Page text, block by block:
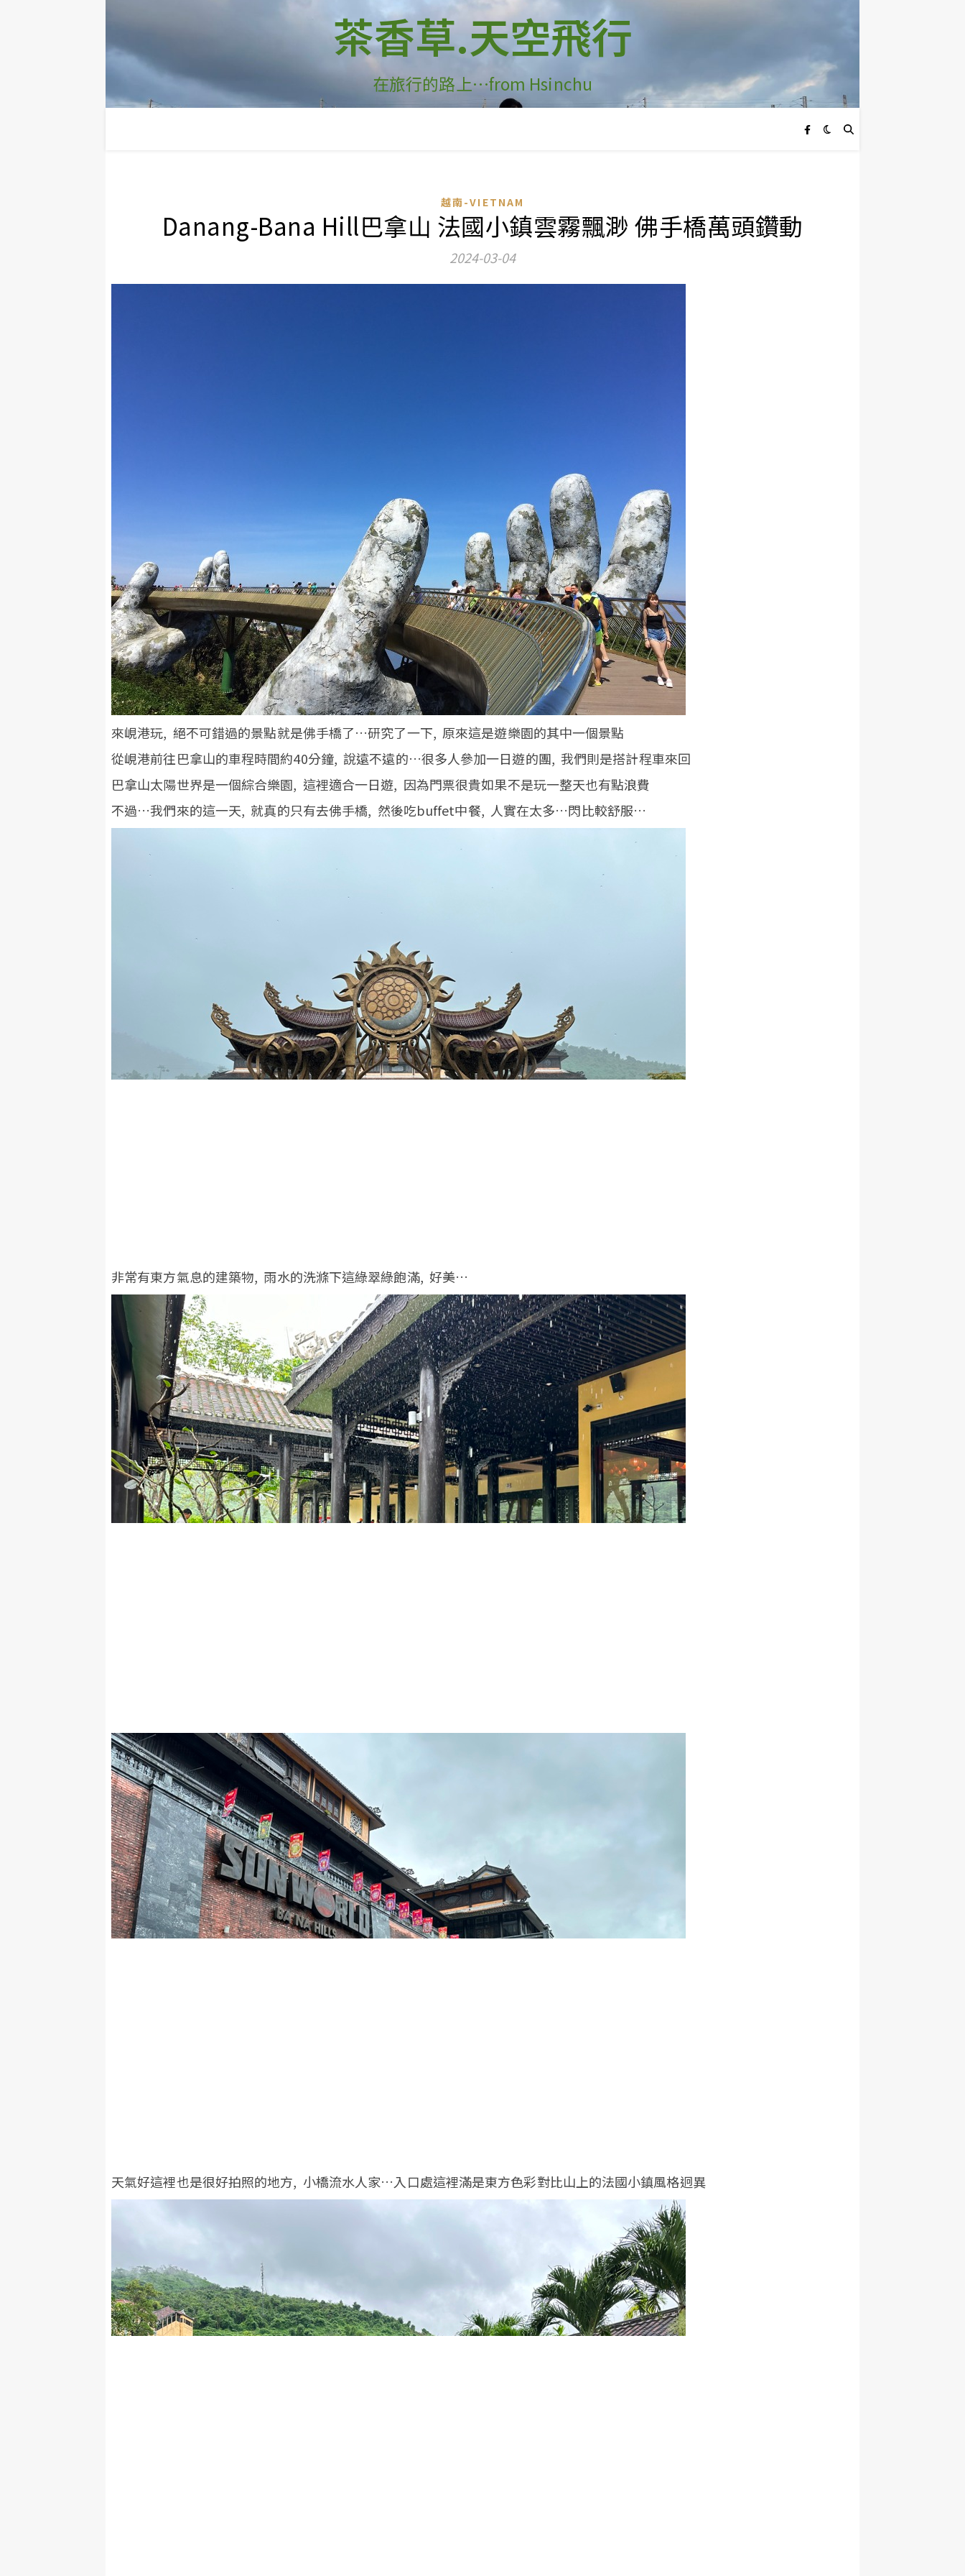
茶香草.天空飛行
在旅行的路上…from Hsinchu
越南-VIETNAM
Danang-Bana Hill巴拿山 法國小鎮雲霧飄渺 佛手橋萬頭鑽動
2024-03-04
來峴港玩, 絕不可錯過的景點就是佛手橋了…研究了一下, 原來這是遊樂園的其中一個景點
從峴港前往巴拿山的車程時間約40分鐘, 說遠不遠的…很多人參加一日遊的團, 我們則是搭計程車來回
巴拿山太陽世界是一個綜合樂園, 這裡適合一日遊, 因為門票很貴如果不是玩一整天也有點浪費
不過…我們來的這一天, 就真的只有去佛手橋, 然後吃buffet中餐, 人實在太多…閃比較舒服…
非常有東方氣息的建築物, 雨水的洗滌下這綠翠綠飽滿, 好美…
天氣好這裡也是很好拍照的地方, 小橋流水人家…入口處這裡滿是東方色彩對比山上的法國小鎮風格迥異